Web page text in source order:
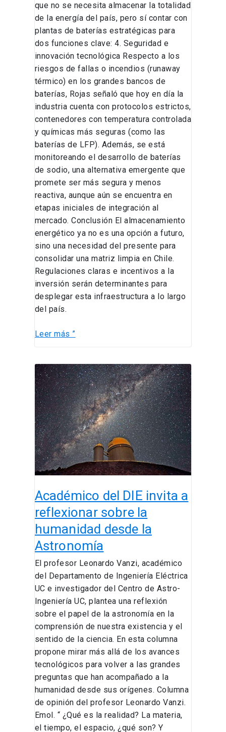
que no se necesita almacenar la totalidad
de la energía del país, pero sí contar con
plantas de baterías estratégicas para
dos funciones clave: 4. Seguridad e
innovación tecnológica Respecto a los
riesgos de fallas o incendios (runaway
térmico) en los grandes bancos de
baterías, Rojas señaló que hoy en día la
industria cuenta con protocolos estrictos,
contenedores con temperatura controlada
y químicas más seguras (como las
baterías de LFP). Además, se está
monitoreando el desarrollo de baterías
de sodio, una alternativa emergente que
promete ser más segura y menos
reactiva, aunque aún se encuentra en
etapas iniciales de integración al
mercado. Conclusión El almacenamiento
energético ya no es una opción a futuro,
sino una necesidad del presente para
consolidar una matriz limpia en Chile.
Regulaciones claras e incentivos a la
inversión serán determinantes para
desplegar esta infraestructura a lo largo
del país.
Leer más ”
Académico del DIE invita a
reflexionar sobre la
humanidad desde la
Astronomía
El profesor Leonardo Vanzi, académico
del Departamento de Ingeniería Eléctrica
UC e investigador del Centro de Astro-
Ingeniería UC, plantea una reflexión
sobre el papel de la astronomía en la
comprensión de nuestra existencia y el
sentido de la ciencia. En esta columna
propone mirar más allá de los avances
tecnológicos para volver a las grandes
preguntas que han acompañado a la
humanidad desde sus orígenes. Columna
de opinión del profesor Leonardo Vanzi.
Emol. “ ¿Qué es la realidad? La materia,
el tiempo, el espacio, ¿qué son? Y
Académico
del
DIE
invita
a
reflexionar
sobre
la
humanidad
la
Astronomía